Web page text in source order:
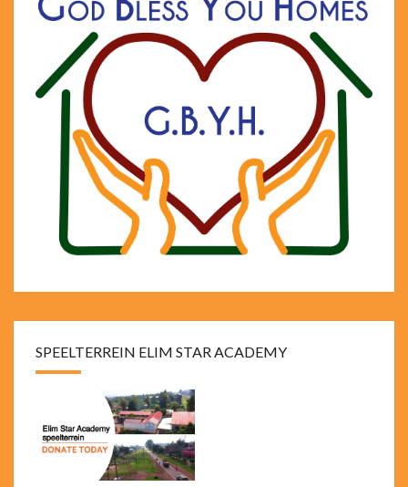
SPEELTERREIN ELIM STAR ACADEMY